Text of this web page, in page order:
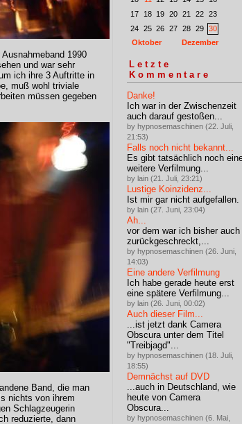
1990
und war sehr
ich ihre 3 Auftritte in
muß wohl triviale
müssen gegeben
Band, die man
nichts von ihrem
Schlagzeugerin
reduzierte, dann
17
18 19 20 21 22
23
24
25 26 27 28 29
30
Oktober
Dezember
Letzte
Kommentare
Danke!
Ich war in der Zwischenzeit
auch darauf gestoßen...
by hypnosemaschinen (22. Juli,
21:53)
Falls noch nicht bekannt...
Es gibt tatsächlich noch
weitere Verfilmung...
by lain (21. Juli, 23:21)
Lustige Koinzidenz...
Ist mir gar nicht aufgefallen.
by lain (27. Juni, 23:04)
Ah...
vor dem war ich bisher auch
zurückgeschreckt,...
by hypnosemaschinen (26. Juni,
14:03)
Eine andere Verfilmung
Ich habe gerade heute erst
eine spätere Verfilmung...
by lain (26. Juni, 00:02)
Auch dieser Film...
...ist jetzt dank Camera
Obscura unter dem Titel
"Treibjagd"...
by hypnosemaschinen (18. Juli,
18:55)
Demnächst auf DVD
...auch in Deutschland, wie
heute von Camera
Obscura...
by hypnosemaschinen (6. Mai,